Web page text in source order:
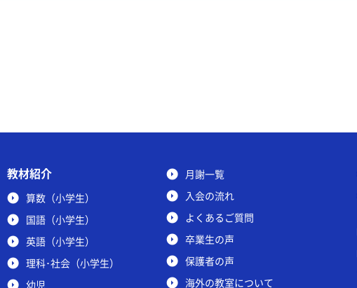
教材紹介
算数（小学生）
国語（小学生）
英語（小学生）
理科･社会（小学生）
幼児
月謝一覧
入会の流れ
よくあるご質問
卒業生の声
保護者の声
海外の教室について